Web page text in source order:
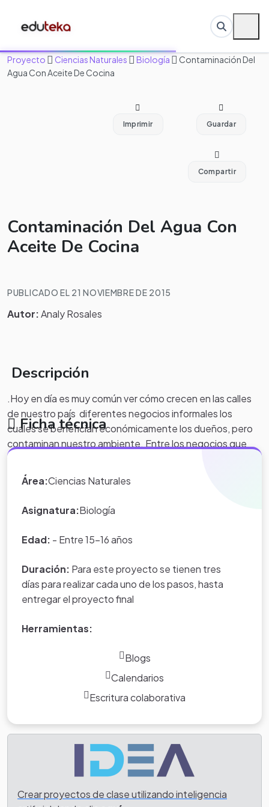
Proyecto Ciencias Naturales Biología
Contaminación Del
Agua Con Aceite De Cocina
Imprimir Guardar
Compartir
Contaminación Del Agua Con
Aceite De Cocina
PUBLICADO EL 21 NOVIEMBRE DE 2015
Autor:Analy Rosales
Descripción
.Hoy en día es muy común ver cómo crecen en las calles
de nuestro país diferentes negocios informales los
cuales se benefician económicamente los dueños, pero
contaminan nuestro ambiente. Entre los negocios que
hoy vemos son las ventas de comida frita, los cuales
derraman aceite en los desagües, por ello el siguiente
proyecto trata de ver como la contaminación con aceite
deteriora nuestro ecosistema.
Ficha técnica
Área:Ciencias Naturales
Asignatura:Biología
Edad: - Entre 15-16 años
Duración: Para este proyecto se tienen tres
días para realizar cada uno de los pasos, hasta
entregar el proyecto final
Herramientas:
Blogs
Calendarios
Escritura colaborativa
Crear proyectos de clase utilizando inteligencia